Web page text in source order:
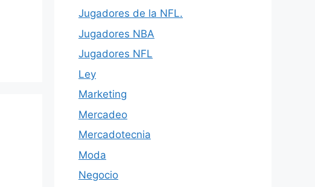
Jugadores de la NFL.
Jugadores NBA
Jugadores NFL
Ley
Marketing
Mercadeo
Mercadotecnia
Moda
Negocio